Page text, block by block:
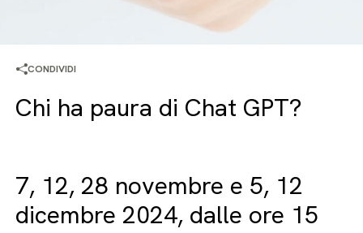
CONDIVIDI
Chi ha paura di Chat GPT?
7, 12, 28 novembre e 5, 12
dicembre 2024, dalle ore 15